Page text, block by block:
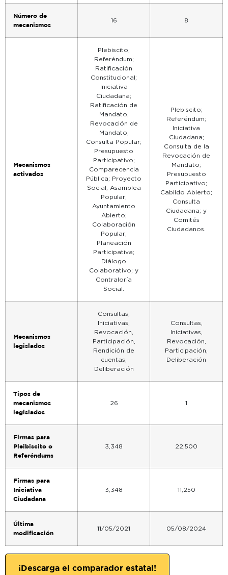
Número de
mecanismos
16 8
Mecanismos
activados
Plebiscito;
Referéndum;
Ratificación
Constitucional;
Iniciativa
Ciudadana;
Ratificación de
Mandato;
Revocación de
Mandato;
Consulta Popular;
Presupuesto
Participativo;
Comparecencia
Pública; Proyecto
Social; Asamblea
Popular;
Ayuntamiento
Abierto;
Colaboración
Popular;
Planeación
Participativa;
Diálogo
Colaborativo; y
Contraloría
Social.
Plebiscito;
Referéndum;
Iniciativa
Ciudadana;
Consulta de la
Revocación de
Mandato;
Presupuesto
Participativo;
Cabildo Abierto;
Consulta
Ciudadana; y
Comités
Ciudadanos.
Mecanismos
legislados
Consultas,
Iniciativas,
Revocación,
Participación,
Rendición de
cuentas,
Deliberación
Consultas,
Iniciativas,
Revocación,
Participación,
Deliberación
Tipos de
mecanismos
legislados
26 1
Firmas para
Pleibiscito o
Referéndums
3,348 22,500
Firmas para
Iniciativa
Ciudadana
3,348 11,250
Última
modificación
11/05/2021 05/08/2024
¡Descarga el comparador estatal!